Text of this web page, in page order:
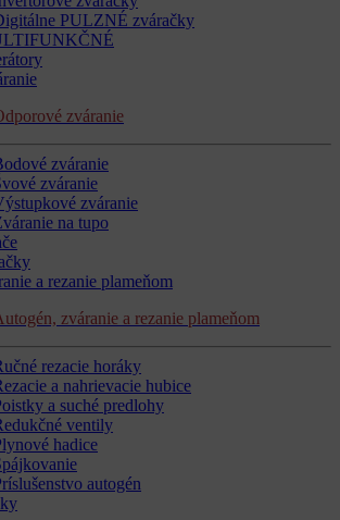
PULZNÉ zváračky
zváranie
zváranie
zváranie
zváranie
na tupo
a rezanie plameňom
zváranie a rezanie plameňom
rezacie horáky
a nahrievacie hubice
a suché predlohy
ventily
hadice
autogén